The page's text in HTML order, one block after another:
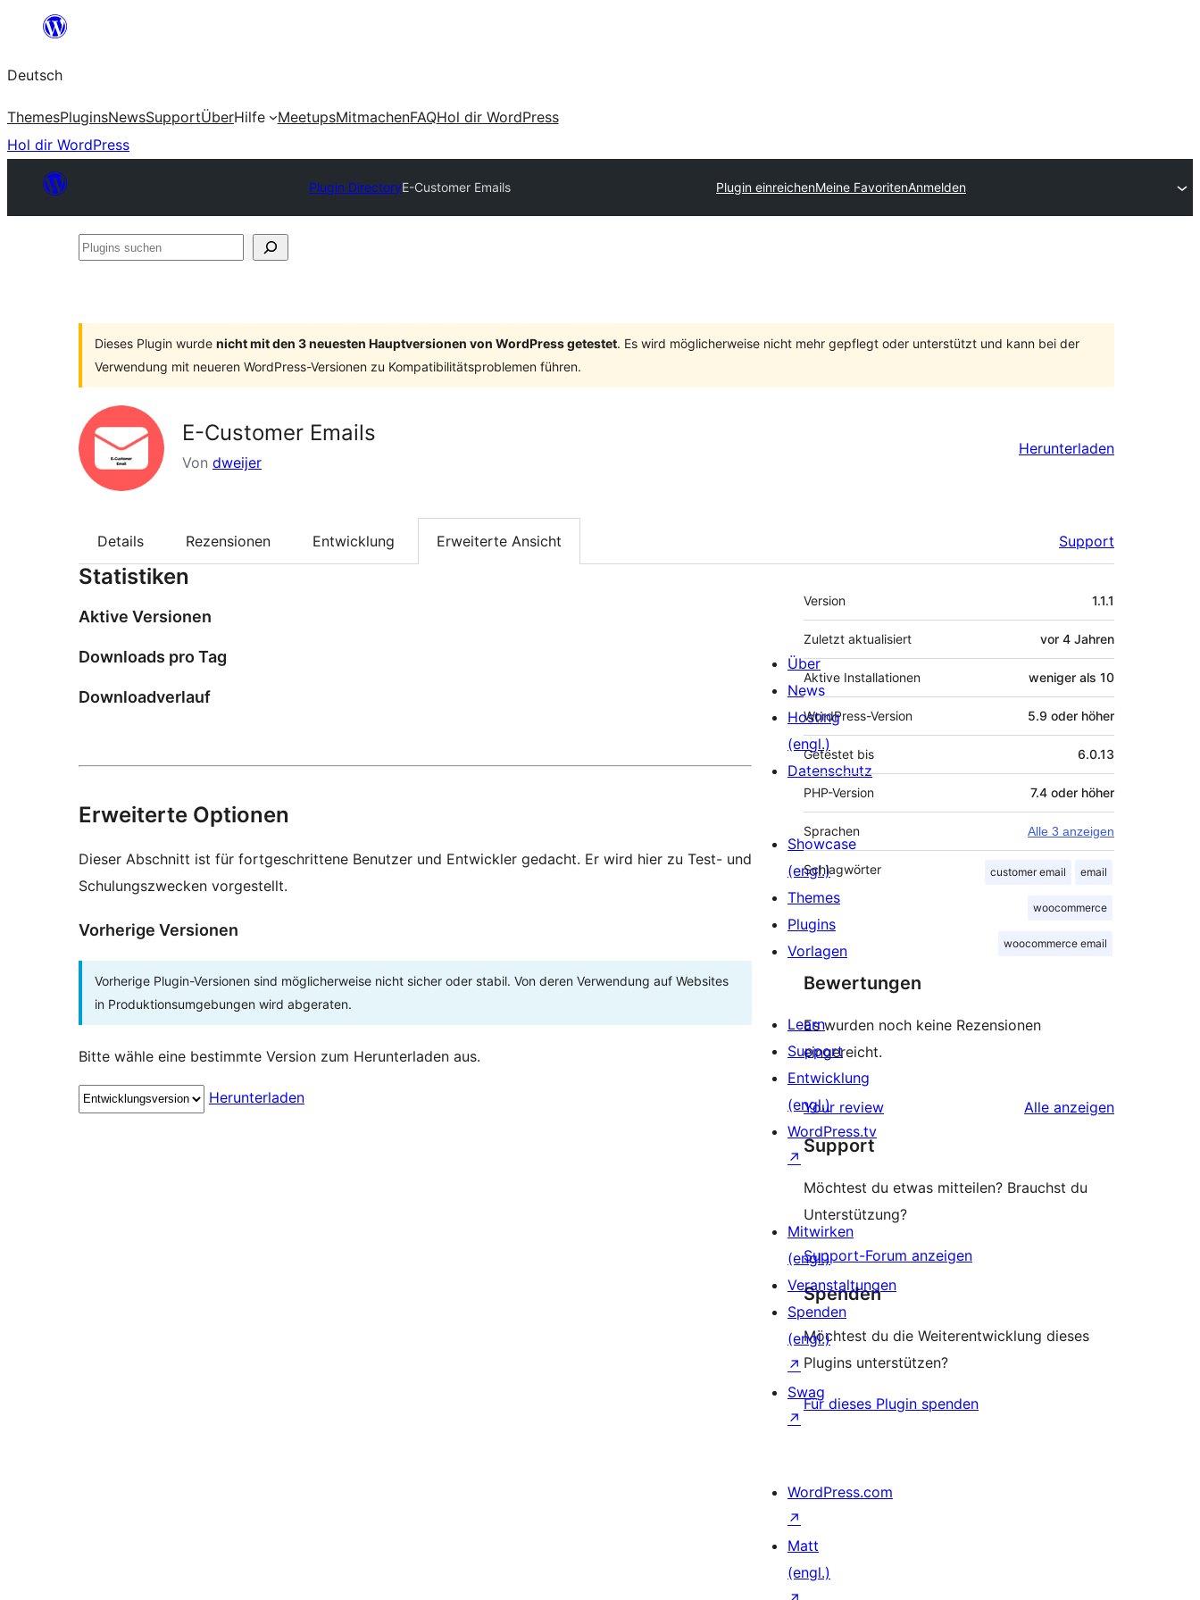
springen
Deutsch
ThemesPluginsNewsSupportÜberHilfe MeetupsMitmachenFAQHol dir WordPress
Hol dir WordPress
Plugin DirectoryE-Customer Emails Plugin einreichenMeine FavoritenAnmelden
Plugins
Dieses Plugin wurde nicht mit den 3 neuesten Hauptversionen von WordPress getestet. Es wird möglicherweise nicht mehr gepflegt oder unterstützt und kann bei der
Verwendung mit neueren WordPress-Versionen zu Kompatibilitätsproblemen führen.
E-Customer Emails
Von dweijer
Herunterladen
Details Rezensionen Entwicklung Erweiterte Ansicht Support
Statistiken
Aktive Versionen
Downloads pro Tag
Downloadverlauf
Erweiterte Optionen
Dieser Abschnitt ist für fortgeschrittene Benutzer und Entwickler gedacht. Er wird hier zu Test- und
Schulungszwecken vorgestellt.
Vorherige Versionen
Vorherige Plugin-Versionen sind möglicherweise nicht sicher oder stabil. Von deren Verwendung auf Websites
in Produktionsumgebungen wird abgeraten.
Bitte wähle eine bestimmte Version zum Herunterladen aus.
Herunterladen
Meta
Version 1.1.1
Zuletzt aktualisiert vor 4 Jahren
Aktive Installationen weniger als 10
WordPress-Version 5.9 oder höher
Getestet bis 6.0.13
PHP-Version 7.4 oder höher
Sprachen Alle 3 anzeigen
Schlagwörter customer email email
woocommerce
woocommerce email
Bewertungen
Es wurden noch keine Rezensionen
eingereicht.
Your review Alle Rezensionen
anzeigen
Support
Möchtest du etwas mitteilen? Brauchst du
Unterstützung?
Support-Forum anzeigen
Spenden
Möchtest du die Weiterentwicklung dieses
Plugins unterstützen?
Für dieses Plugin spenden
Über
News
Hosting
(engl.)
Datenschutz
Showcase
(engl.)
Themes
Plugins
Vorlagen
Learn
Support
Entwicklung
(engl.)
WordPress.tv
↗
Mitwirken
(engl.)
Veranstaltungen
Spenden
(engl.)
↗
Swag
↗
WordPress.com
↗
Matt
(engl.)